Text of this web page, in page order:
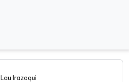
Irazoqui